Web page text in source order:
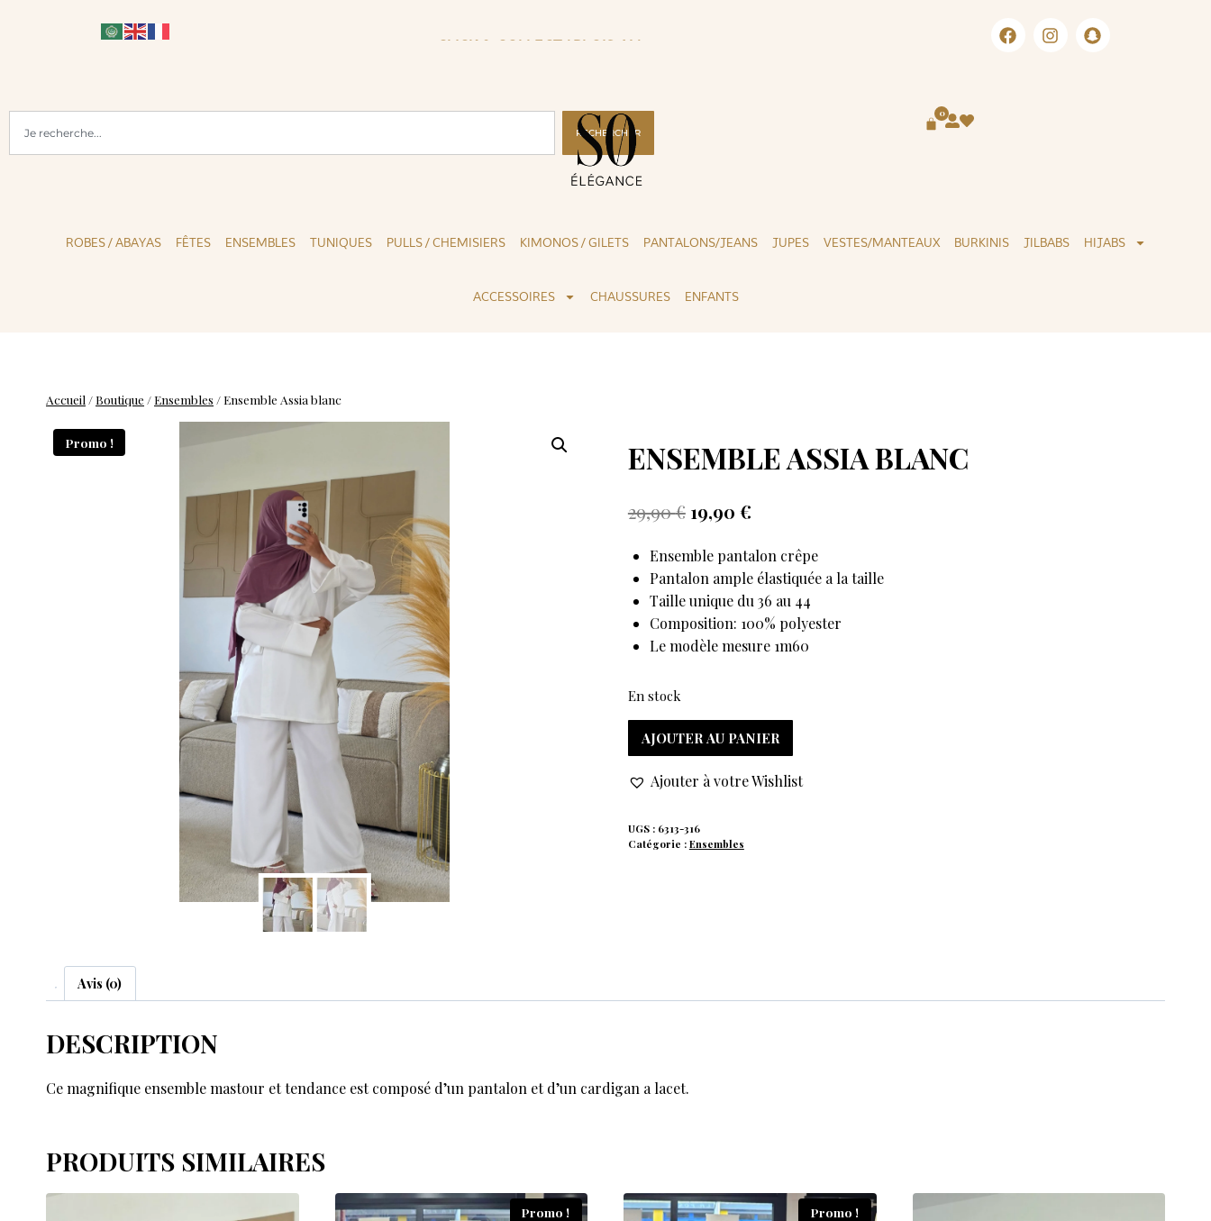
RECHERCHER
0
ROBES / ABAYAS FÊTES ENSEMBLES TUNIQUES PULLS / CHEMISIERS KIMONOS / GILETS PANTALONS/JEANS JUPES VESTES/MANTEAUX BURKINIS JILBABS HIJABS
ACCESSOIRES CHAUSSURES ENFANTS
Accueil /Boutique /Ensembles /Ensemble Assia blanc
Promo ! ENSEMBLE ASSIA BLANC
29,90€ 19,90 €
Ensemble pantalon crêpe
Pantalon ample élastiquée a la taille
Taille unique du 36 au 44
Composition: 100% polyester
Le modèle mesure 1m60
En stock
AJOUTER AU PANIER
Ajouter à votre Wishlist
UGS : 6313-316
Catégorie : Ensembles
Avis (0)
DESCRIPTION
Ce magnifique ensemble mastour et tendance est composé d’un pantalon et d’un cardigan a lacet.
PRODUITS SIMILAIRES
Promo ! Promo !